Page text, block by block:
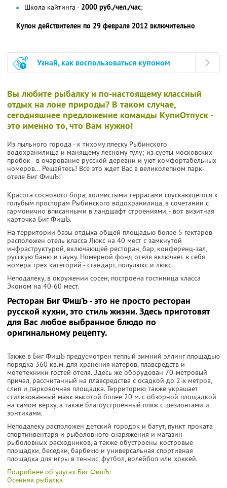
Школа кайтинга - 2000 руб./чел./час;
Купон действителен по 29 февраля 2012 включительно
Узнай, как воспользоваться купоном
Вы любите рыбалку и по-настоящему классный
отдых на лоне природы? В таком случае,
сегодняшнее предложение команды КупиОтпуск -
это именно то, что Вам нужно!
Из пыльного города - к тихому плеску Рыбинского
водохранилища и манящему лесному гулу; из суеты московских
пробок - в очарование русской деревни и уют комфортабельных
номеров... Решайтесь! Все это ждет Вас в великолепном парк-
отеле Биг ФишЪ!
Красота соснового бора, холмистыми террасами спускающегося к
голубым просторам Рыбинского водохранилица, в сочетании с
гармонично вписанными в ландшафт строениями, - вот визитная
карточка Биг ФишЪ.
На территории базы отдыха общей площадью более 5 гектаров
расположен отель класса Люкс на 40 мест с замкнутой
инфраструктурой, включающей ресторан, бар, конференц-зал,
русскую баню и сауну. Номерной фонд отеля включает в себя
номера трех категорий - стандарт, полулюкс и люкс.
Неподалеку, в окружении сосен, построена гостиница класса
Эконом на 40-60 мест.
Ресторан Биг ФишЪ - это не просто ресторан
русской кухни, это стиль жизни. Здесь приготовят
для Вас любое выбранное блюдо по
оригинальному рецепту.
Также в Биг ФишЪ предусмотрен теплый зимний эллинг площадью
порядка 360 кв.м. для хранения катеров, плавсредств и
мототехники гостей отеля. Здесь же оборудован 70-метровый
причал, рассчитанный на плавсредства с осадкой до 2-х метров,
слип и парковочная площадка. Территорию также украшает
стилизованный маяк высотой более 20 м. с обзорной площадкой
на самом верху, а также благоустроенный пляж с шезлонгами и
зонтиками.
Неподалеку расположен детский городок и батут, пункт проката
спортинвентаря и рыболовного снаряжения и магазин
рыболовных расходников, а также обустроены костровые
площадки, беседки, барбекю и универсальная спортивная
площадка для игры в теннис, футбол, волейбол или хоккей.
Подробнее об улугах Биг ФишЪ:
Осенняя рыбалка